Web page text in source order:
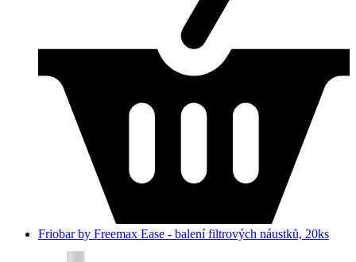
Friobar by Freemax Ease - balení filtrových náustků, 20ks